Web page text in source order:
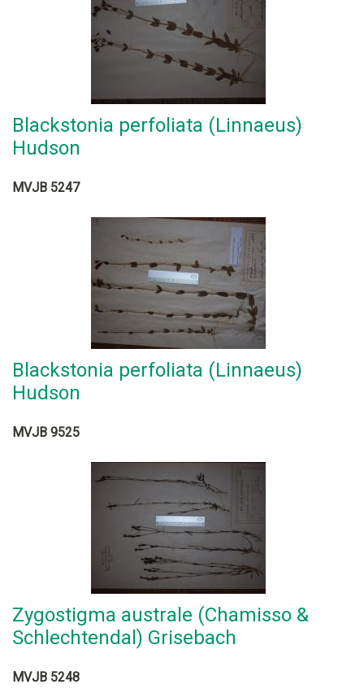
Blackstonia perfoliata (Linnaeus)
Hudson
MVJB 5247
Blackstonia perfoliata (Linnaeus)
Hudson
MVJB 9525
Zygostigma australe (Chamisso &
Schlechtendal) Grisebach
MVJB 5248